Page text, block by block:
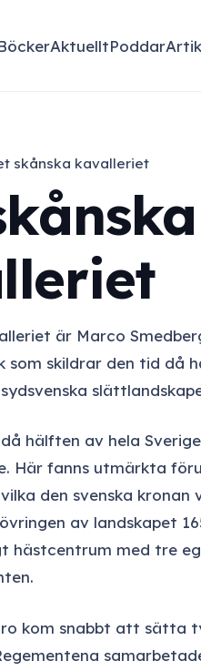
AktuelltPoddar
skånska kavalleriet
är Marco
som skildrar den tid då
hälften av hela
Här fanns utmärkta
den svenska kronan
av landskapet
hästcentrum med tre
kom snabbt att sätta